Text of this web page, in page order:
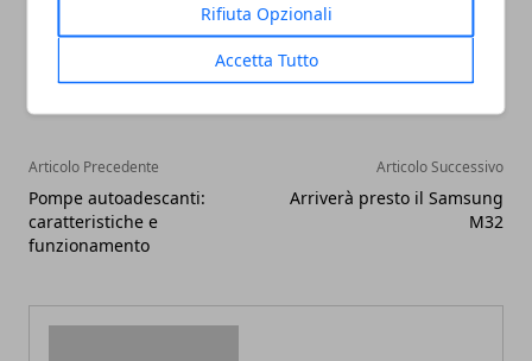
Rifiuta Opzionali
Accetta Tutto
Facebook
TwitterWhatsapp
Articolo Precedente
Pompe autoadescanti:
caratteristiche e
funzionamento
Articolo Successivo
Arriverà presto il Samsung
M32